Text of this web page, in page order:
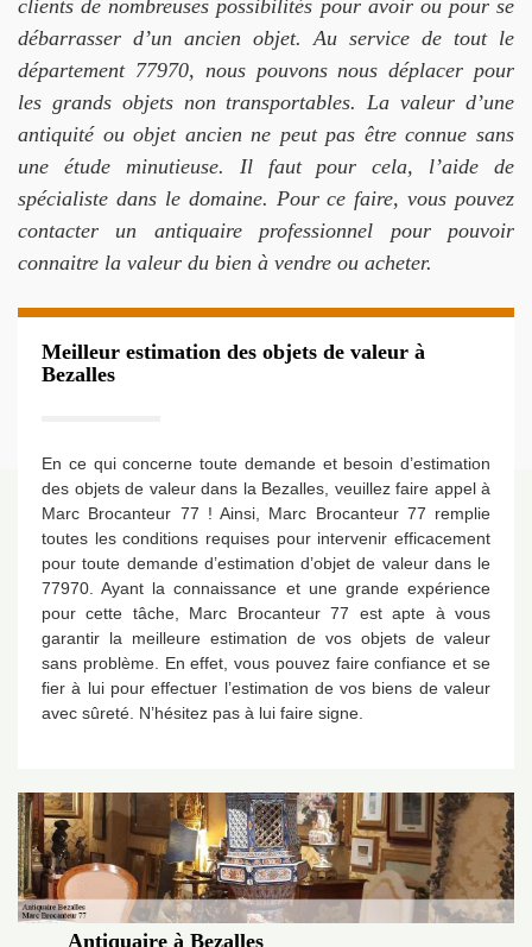
clients de nombreuses possibilités pour avoir ou pour se
débarrasser d’un ancien objet. Au service de tout le
département 77970, nous pouvons nous déplacer pour
les grands objets non transportables. La valeur d’une
antiquité ou objet ancien ne peut pas être connue sans
une étude minutieuse. Il faut pour cela, l’aide de
spécialiste dans le domaine. Pour ce faire, vous pouvez
contacter un antiquaire professionnel pour pouvoir
connaitre la valeur du bien à vendre ou acheter.
Meilleur estimation des objets de valeur à
Bezalles
En ce qui concerne toute demande et besoin d’estimation
des objets de valeur dans la Bezalles, veuillez faire appel à
Marc Brocanteur 77 ! Ainsi, Marc Brocanteur 77 remplie
toutes les conditions requises pour intervenir efficacement
pour toute demande d’estimation d’objet de valeur dans le
77970. Ayant la connaissance et une grande expérience
pour cette tâche, Marc Brocanteur 77 est apte à vous
garantir la meilleure estimation de vos objets de valeur
sans problème. En effet, vous pouvez faire confiance et se
fier à lui pour effectuer l’estimation de vos biens de valeur
avec sûreté. N’hésitez pas à lui faire signe.
Antiquaire à Bezalles